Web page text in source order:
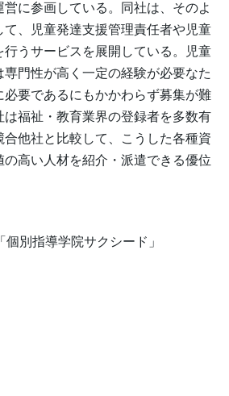
に参画している。同社は、そのよ
て、児童発達支援管理責任者や児童
うサービスを展開している。児童
門性が高く一定の経験が必要なた
要であるにもかかわらず募集が難
は福祉・教育業界の登録者を多数有
合他社と比較して、こうした各種資
高い人材を紹介・派遣できる優位
別指導学院サクシード」